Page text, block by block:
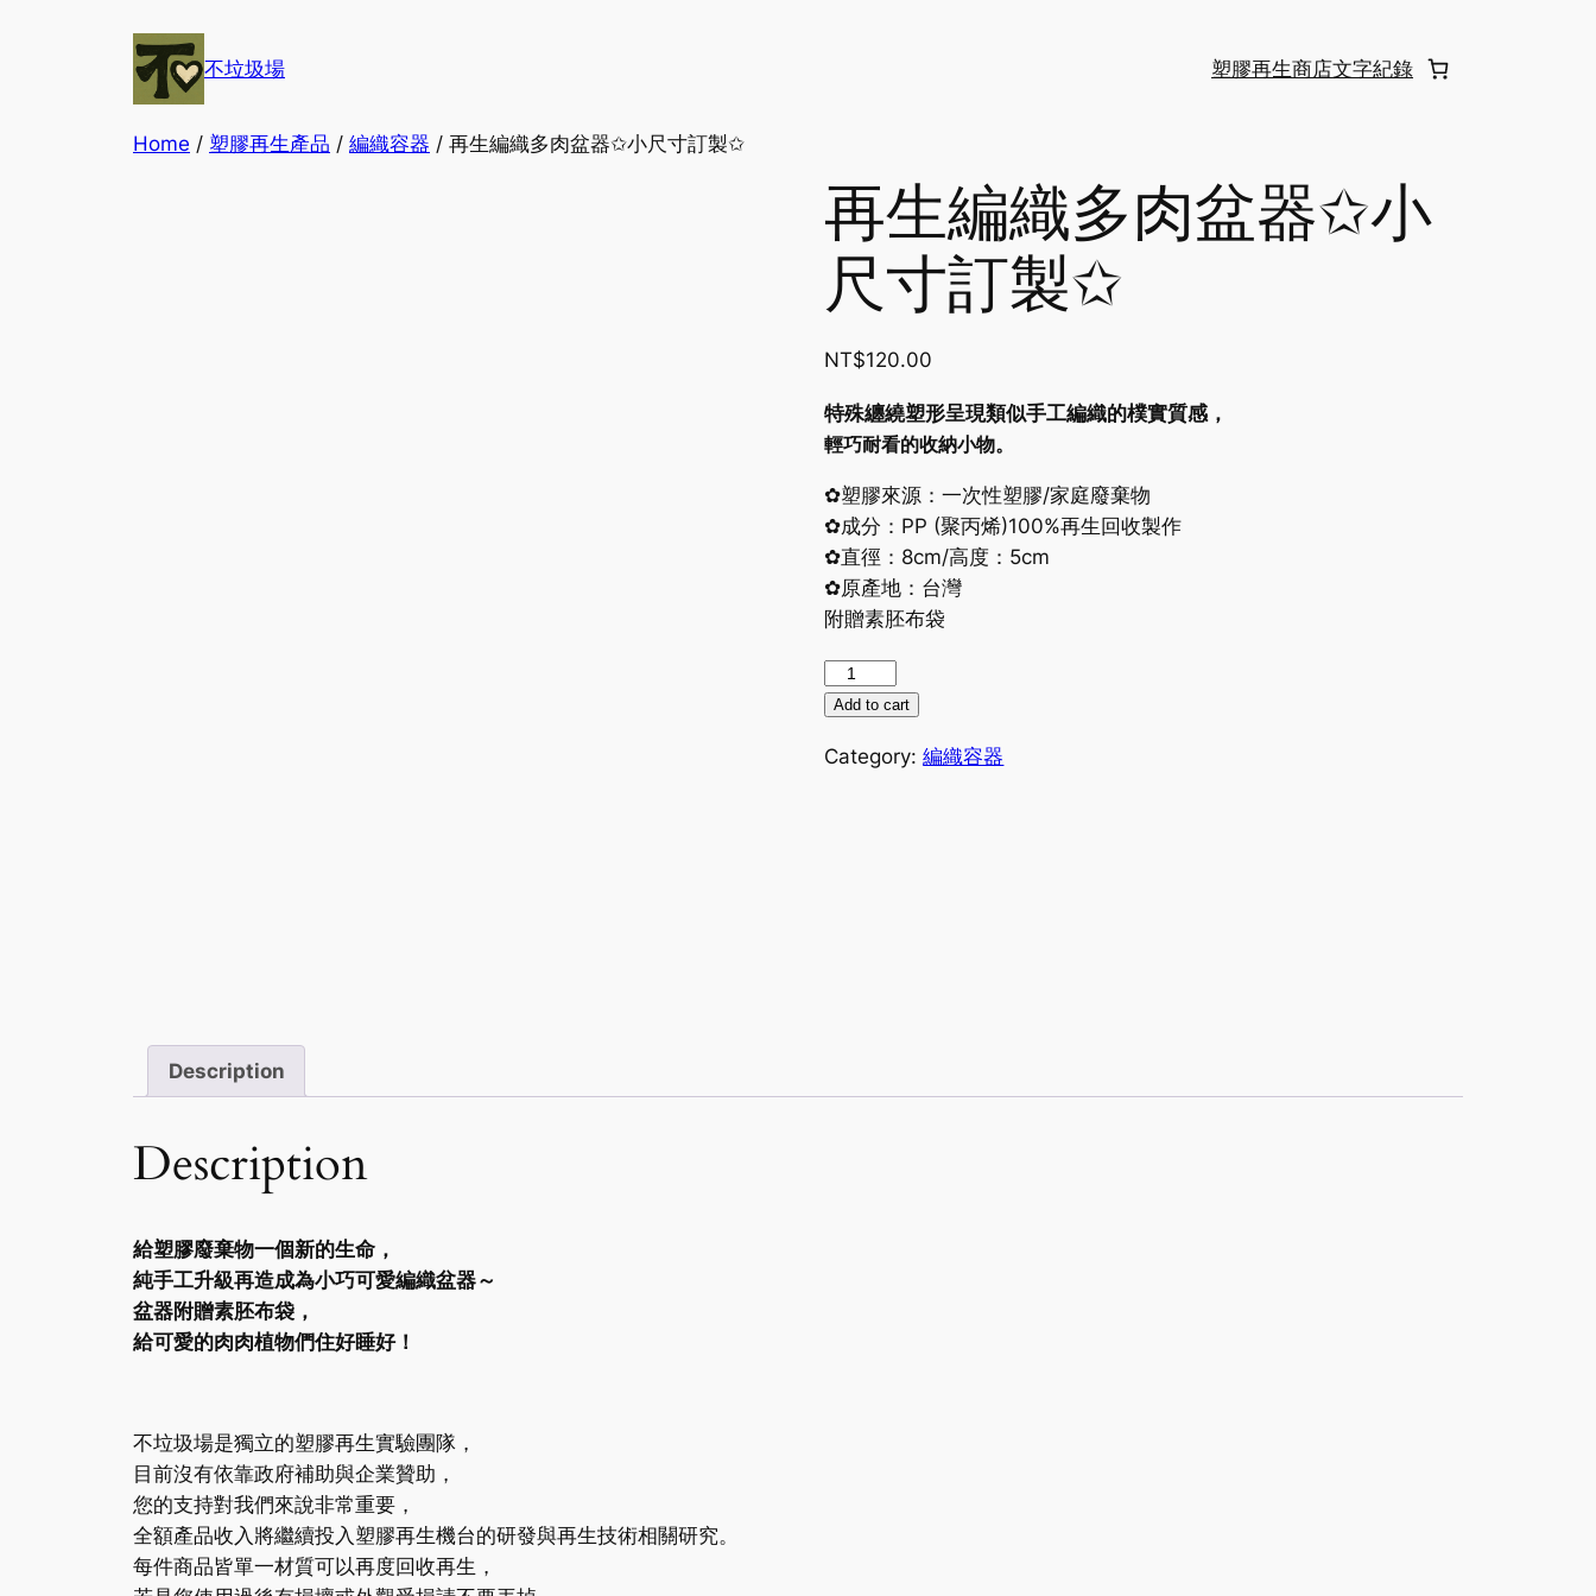
不垃圾場 塑膠再生商店文字紀錄
Home / 塑膠再生產品 / 編織容器 / 再生編織多肉盆器✩小尺寸訂製✩
再生編織多肉盆器✩小
尺寸訂製✩
NT$120.00
特殊纏繞塑形呈現類似手工編織的樸實質感，
輕巧耐看的收納小物。
✿塑膠來源：一次性塑膠/家庭廢棄物
✿成分： PP (聚丙烯)100%再生回收製作
✿直徑：8cm/高度：5cm
✿原產地：台灣
附贈素胚布袋
生
織
✩
Add to cart
Category:編織容器
Description
Description
給塑膠廢棄物一個新的生命，
純手工升級再造成為小巧可愛編織盆器～
盆器附贈素胚布袋，
給可愛的肉肉植物們住好睡好！
不垃圾場是獨立的塑膠再生實驗團隊，
目前沒有依靠政府補助與企業贊助，
您的支持對我們來說非常重要，
全額產品收入將繼續投入塑膠再生機台的研發與再生技術相關研究。
每件商品皆單一材質可以再度回收再生，